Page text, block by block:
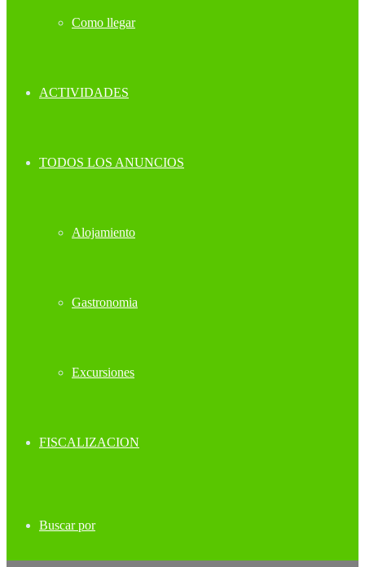
Como llegar
ACTIVIDADES
TODOS LOS ANUNCIOS
Alojamiento
Gastronomia
Excursiones
FISCALIZACION
Buscar por